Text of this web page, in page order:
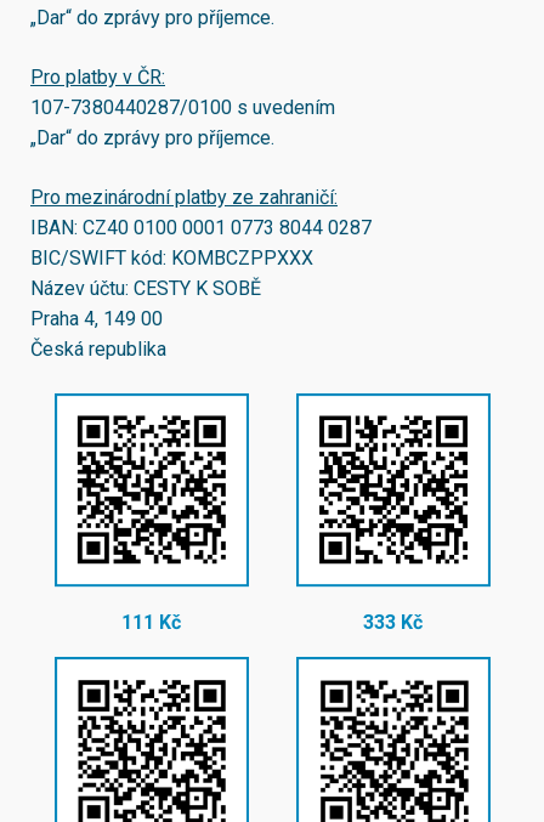
„Dar“ do zprávy pro příjemce.
Pro platby v ČR:
107-7380440287/0100 s uvedením
„Dar“ do zprávy pro příjemce.
Pro mezinárodní platby ze zahraničí:
IBAN: CZ40 0100 0001 0773 8044 0287
BIC/SWIFT kód: KOMBCZPPXXX
Název účtu: CESTY K SOBĚ
Praha 4, 149 00
Česká republika
111 Kč 333 Kč